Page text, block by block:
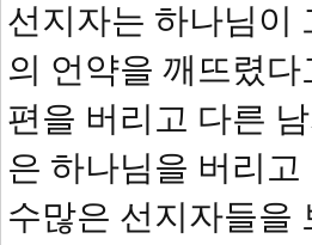
선지자는 하나님이
의 언약을 깨뜨렸
편을 버리고 다른
은 하나님을 버리
수많은 선지자들을